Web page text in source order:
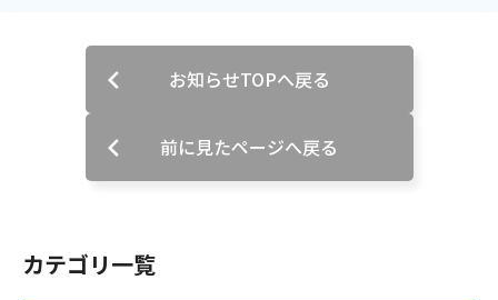
放送番組審議会議事録
ご利用約款・重要事項説明書
広告掲載のご案内
カテゴリ一覧
お知らせTOPへ戻る
前に見たページへ戻る